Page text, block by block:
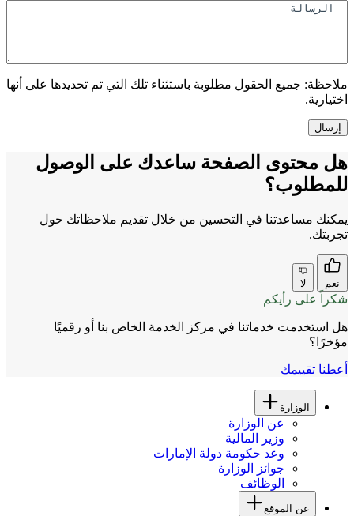
ملاحظة: جميع الحقول مطلوبة باستثناء تلك التي تم تحديدها على أنها
اختيارية.
هل محتوى الصفحة ساعدك على الوصول
للمطلوب؟
يمكنك مساعدتنا في التحسين من خلال تقديم ملاحظاتك حول
تجربتك.
نعم لا
شكراً على رأيكم
هل استخدمت خدماتنا في مركز الخدمة الخاص بنا أو رقميًا
مؤخرًا؟
أعطنا تقييمك
الوزارة
عن الوزارة
وزير المالية
وعد حكومة دولة الإمارات
جوائز الوزارة
الوظائف
عن الموقع